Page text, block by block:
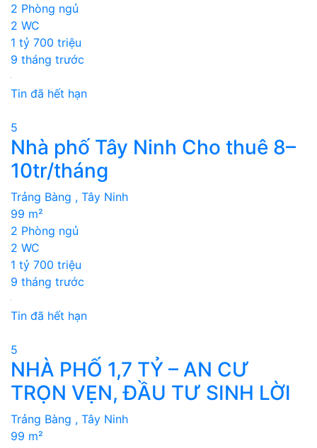
2 Phòng ngủ
2 WC
1 tỷ 700 triệu
9 tháng trước
Tin đã hết hạn
5
Nhà phố Tây Ninh Cho thuê 8–
10tr/tháng
Trảng Bàng , Tây Ninh
99 m²
2 Phòng ngủ
2 WC
1 tỷ 700 triệu
9 tháng trước
Tin đã hết hạn
5
NHÀ PHỐ 1,7 TỶ – AN CƯ
TRỌN VẸN, ĐẦU TƯ SINH LỜI
Trảng Bàng , Tây Ninh
99 m²